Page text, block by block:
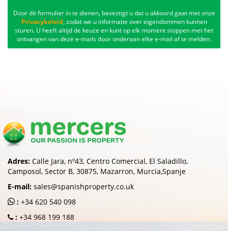
Door dit formulier in te dienen, bevestigt u dat u akkoord gaat met onze
Privacybeleid, zodat we u informatie over eigendommen kunnen
sturen. U heeft altijd de keuze en kunt op elk moment stoppen met het
ontvangen van deze e-mails door onderaan elke e-mail af te melden.
Adres: Calle Jara, nº43, Centro Comercial, El Saladillo,
Camposol, Sector B, 30875, Mazarron, Murcia,Spanje
E-mail: sales@spanishproperty.co.uk
: +34 620 540 098
: +34 968 199 188